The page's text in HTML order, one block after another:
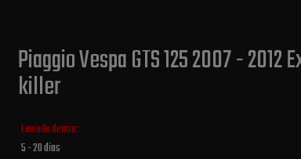
Piaggio Vespa GTS 125 2007 - 2012
killer
Enviado dentro:
5 - 20 dias